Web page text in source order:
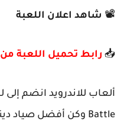
📽️ شاهد اعلان اللعبة
📥 رابط تحميل اللعبة من
Battle وكن أفضل صياد ديناصورات